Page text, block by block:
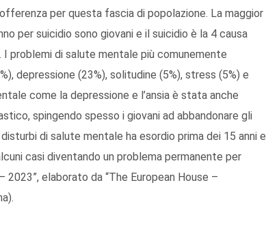
per questa fascia di popolazione. La maggior
per suicidio sono giovani e il suicidio è la 4 causa
problemi di salute mentale più comunemente
depressione (23%), solitudine (5%), stress (5%) e
come la depressione e l’ansia è stata anche
spingendo spesso i giovani ad abbandonare gli
di salute mentale ha esordio prima dei 15 anni e
casi diventando un problema permanente per
elaborato da “The European House –